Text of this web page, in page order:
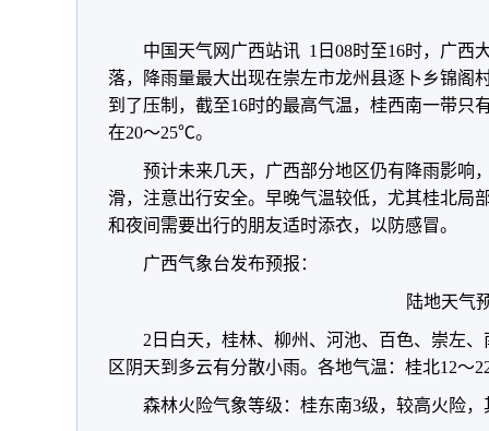
中国天气网广西站讯 1日08时至16时，广西
落，降雨量最大出现在崇左市龙州县逐卜乡锦阁
到了压制，截至16时的最高气温，桂西南一带
在20～25℃。
预计未来几天，广西部分地区仍有降雨影响
滑，注意出行安全。早晚气温较低，尤其桂北局
和夜间需要出行的朋友适时添衣，以防感冒。
广西气象台发布预报：
陆地天气
2日白天，桂林、柳州、河池、百色、崇左
区阴天到多云有分散小雨。各地气温：桂北12
森林火险气象等级：桂东南3级，较高火险